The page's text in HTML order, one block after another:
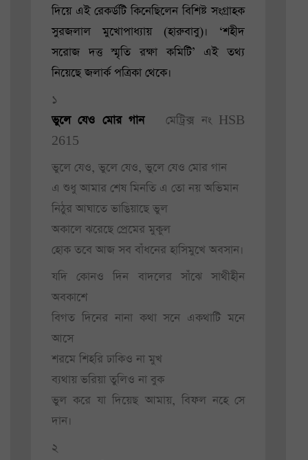
দিয়ে এই রেকর্ডটি কিনেছিলেন বিশিষ্ট সংগ্রাহক
সুরজলাল মুখোপাধ্যায় (হারুবাবু)। ‘শহীদ
সরোজ দত্ত স্মৃতি রক্ষা কমিটি’ এই তথ্য
নিয়েছে জলার্ক পত্রিকা থেকে।
১
ভুলে যেও মোর গানমেট্রিক্স নং HSB
2615
ভুলে যেও, ভুলে যেও, ভুলে যেও মোর গান
এ শুধু আমার শেষ মিনতি এ তো নয় অভিমান
নিঠুর আঘাতে ভাঙিয়াছে ভুল
অকালে ঝরেছে প্রেমের মুকুল
হোক তবে আজ সব বাঁধনের হাসিমুখে অবসান।
যদি কোনও দিন বাদলের সাঁঝে সাথীহীন
অবকাশে
বিগত দিনের নানা কথা সনে একথাটি মনে
আসে
শরমে শিহরি ঢাকিও না মুখ
ব্যথায় ভরিয়া তুলিও না বুক
ভুল করে যা দিয়েছ আমায়, বিফল নহে সে
দান।
২